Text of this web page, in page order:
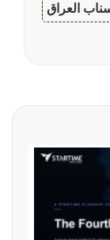
العراق